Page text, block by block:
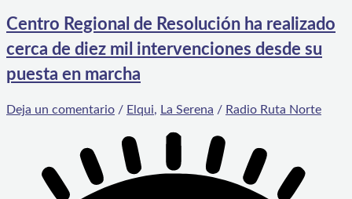
Centro Regional de Resolución ha realizado
cerca de diez mil intervenciones desde su
puesta en marcha
Deja un comentario / Elqui, La Serena / Radio Ruta Norte